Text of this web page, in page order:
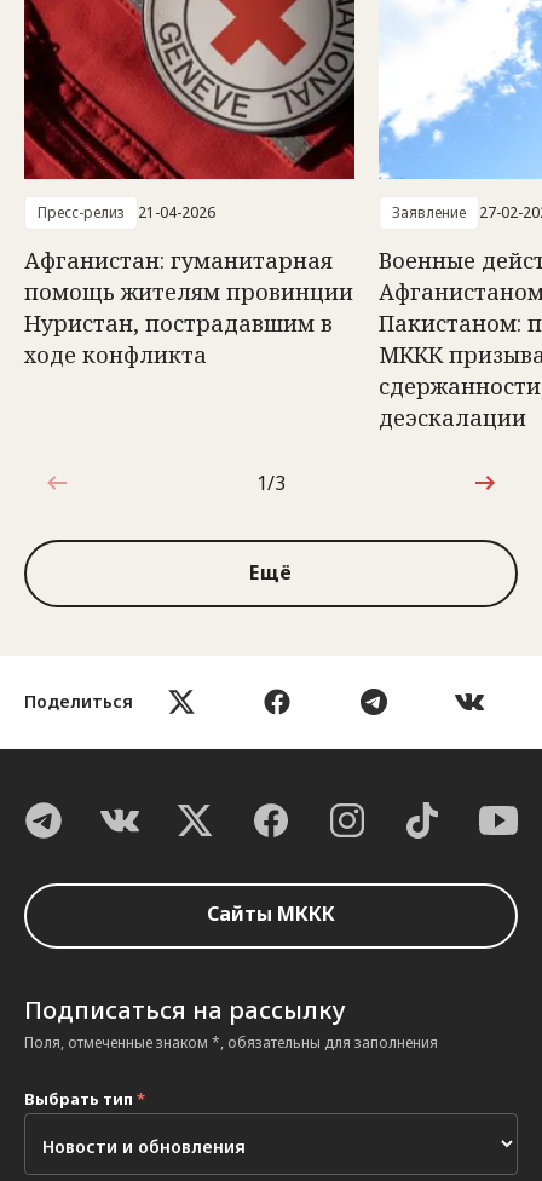
Поделиться
Пресс-релиз 21-04-2026
Афганистан: гуманитарная
помощь жителям провинции
Нуристан, пострадавшим в
ходе конфликта
Заявление 27-02-
Военные
Пакистаном:
МККК
деэскалации
1 из 3
1/3
Ещё
Сайты МККК
Подписаться на рассылку
Поля, отмеченные знаком *, обязательны для заполнения
Выбрать тип *